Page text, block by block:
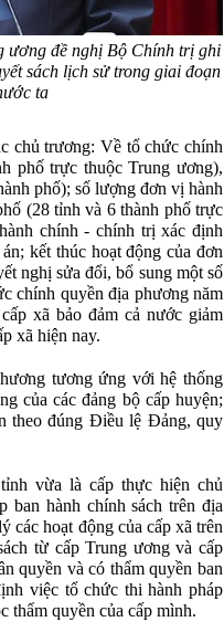
ương đề nghị Bộ Chính trị ghi
sách lịch sử trong giai đoạn
ta
chủ trương: Về tổ chức chính
phố trực thuộc Trung ương),
phố); số lượng đơn vị hành
(28 tỉnh và 6 thành phố trực
chính - chính trị xác định
kết thúc hoạt động của đơn
nghị sửa đổi, bổ sung một số
chính quyền địa phương năm
xã bảo đảm cả nước giảm
xã hiện nay.
tương ứng với hệ thống
của các đảng bộ cấp huyện;
theo đúng Điều lệ Đảng, quy
vừa là cấp thực hiện chủ
ban hành chính sách trên địa
các hoạt động của cấp xã trên
từ cấp Trung ương và cấp
quyền và có thẩm quyền ban
việc tổ chức thi hành pháp
thẩm quyền của cấp mình.